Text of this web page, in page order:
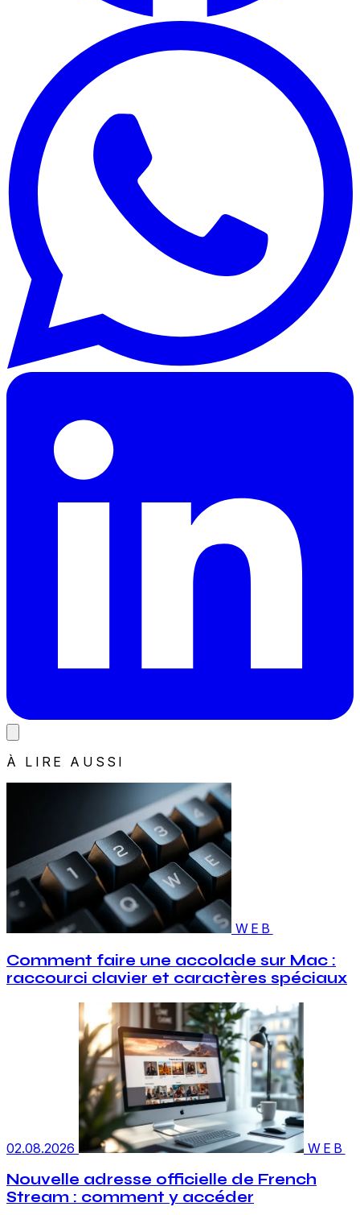
À LIRE AUSSI
WEB
Comment faire une accolade sur Mac :
raccourci clavier et caractères spéciaux
02.08.2026 WEB
Nouvelle adresse officielle de French
Stream : comment y accéder